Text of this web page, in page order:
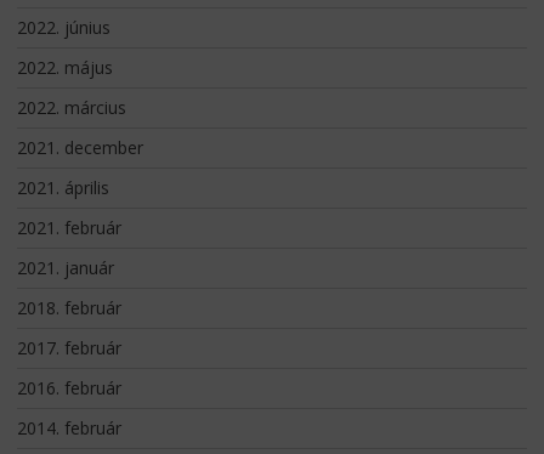
2022. június
2022. május
2022. március
2021. december
2021. április
2021. február
2021. január
2018. február
2017. február
2016. február
2014. február